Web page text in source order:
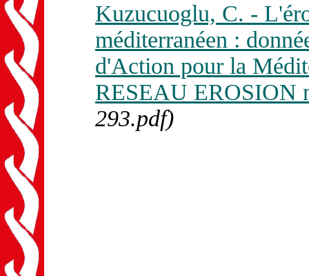
Kuzucuoglu, C. -
méditerranéen :
d'Action pour la
RESEAU EROSION
293.pdf)